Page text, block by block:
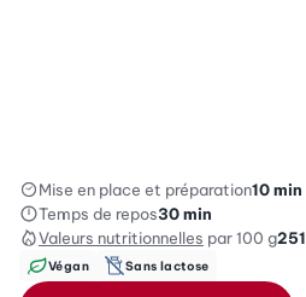
Mise en place et préparation10 min
Temps de repos30 min
Valeurs nutritionnelles par 100 g251
Végan Sans lactose